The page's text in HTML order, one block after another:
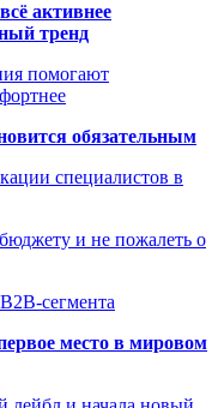
активнее
тренд
помогают
обязательным
специалистов в
и не пожалеть о
сегмента
место в мировом